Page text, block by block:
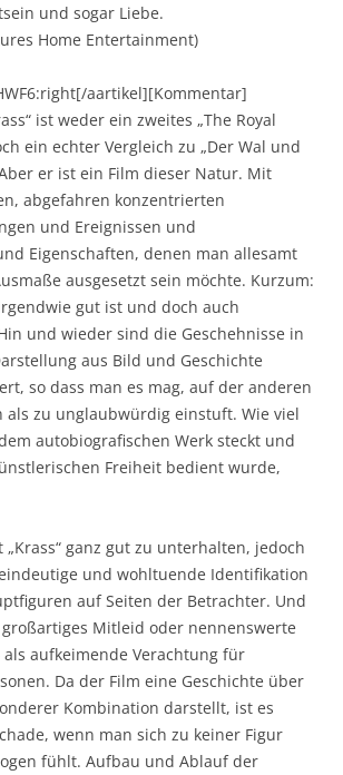
und sogar Liebe.
Home Entertainment)
aartikel][Kommentar]
ist weder ein zweites „The Royal
ein echter Vergleich zu „Der Wal und
er ist ein Film dieser Natur. Mit
abgefahren konzentrierten
und Ereignissen und
Eigenschaften, denen man allesamt
ausgesetzt sein möchte. Kurzum:
gut ist und doch auch
und wieder sind die Geschehnisse in
aus Bild und Geschichte
so dass man es mag, auf der anderen
als zu unglaubwürdig einstuft. Wie viel
autobiografischen Werk steckt und
Freiheit bedient wurde,
„Krass“ ganz gut zu unterhalten, jedoch
und wohltuende Identifikation
auf Seiten der Betrachter. Und
Mitleid oder nennenswerte
aufkeimende Verachtung für
Da der Film eine Geschichte über
Kombination darstellt, ist es
wenn man sich zu keiner Figur
fühlt. Aufbau und Ablauf der